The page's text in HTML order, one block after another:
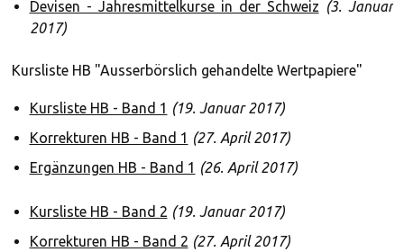
Devisen - Jahresmittelkurse in der Schweiz (3. Januar
2017)
Kursliste HB "Ausserbörslich gehandelte Wertpapiere"
Kursliste HB - Band 1 (19. Januar 2017)
Korrekturen HB - Band 1 (27. April 2017)
Ergänzungen HB - Band 1 (26. April 2017)
Kursliste HB - Band 2 (19. Januar 2017)
Korrekturen HB - Band 2 (27. April 2017)